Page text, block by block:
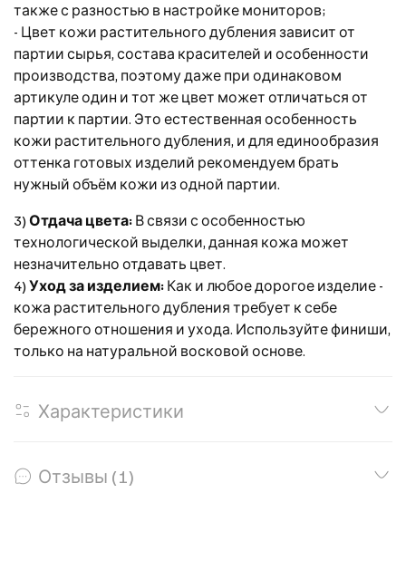
также с разностью в настройке мониторов;
- Цвет кожи растительного дубления зависит от
партии сырья, состава красителей и особенности
производства, поэтому даже при одинаковом
артикуле один и тот же цвет может отличаться от
партии к партии. Это естественная особенность
кожи растительного дубления, и для единообразия
оттенка готовых изделий рекомендуем брать
нужный объём кожи из одной партии.
3)Отдача цвета: В связи с особенностью
технологической выделки, данная кожа может
незначительно отдавать цвет.
4)Уход за изделием: Как и любое дорогое изделие -
кожа растительного дубления требует к себе
бережного отношения и ухода. Используйте финиши,
только на натуральной восковой основе.
Характеристики
Отзывы (1)